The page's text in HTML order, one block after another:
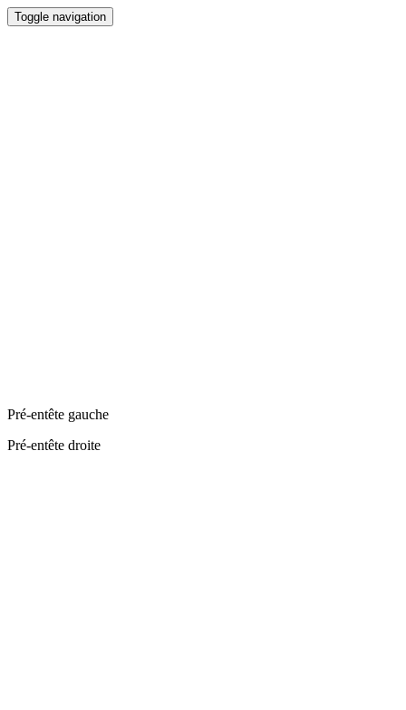
Toggle navigation
Pré-entête gauche
Pré-entête droite